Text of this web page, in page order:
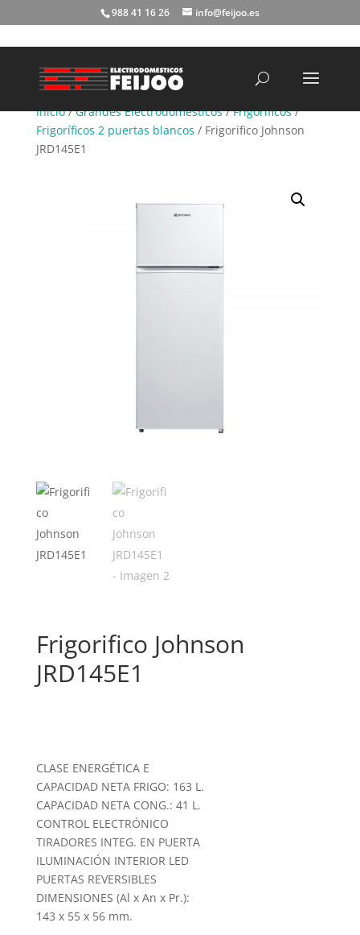
988 41 16 26 info@feijoo.es
Inicio/Grandes Electrodomésticos/Frigoríficos/
Frigoríficos 2 puertas blancos / Frigorifico Johnson
JRD145E1
Frigorifico Johnson
JRD145E1
CLASE ENERGÉTICA E
CAPACIDAD NETA FRIGO: 163 L.
CAPACIDAD NETA CONG.: 41 L.
CONTROL ELECTRÓNICO
TIRADORES INTEG. EN PUERTA
ILUMINACIÓN INTERIOR LED
PUERTAS REVERSIBLES
DIMENSIONES (Al x An x Pr.):
143 x 55 x 56 mm.